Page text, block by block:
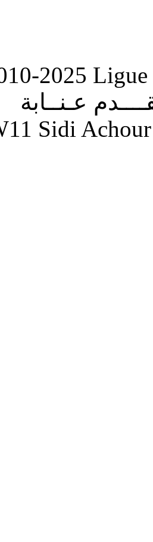
© 2010-
AADL W11